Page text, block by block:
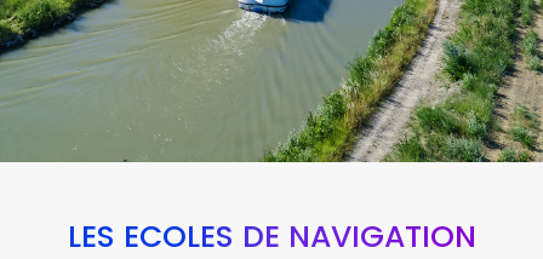
LES ÉCOLES DE NAVIGATION